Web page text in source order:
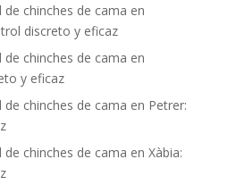
chinches de cama en
discreto y eficaz
chinches de cama en
y eficaz
chinches de cama en Petrer:
chinches de cama en Xàbia: